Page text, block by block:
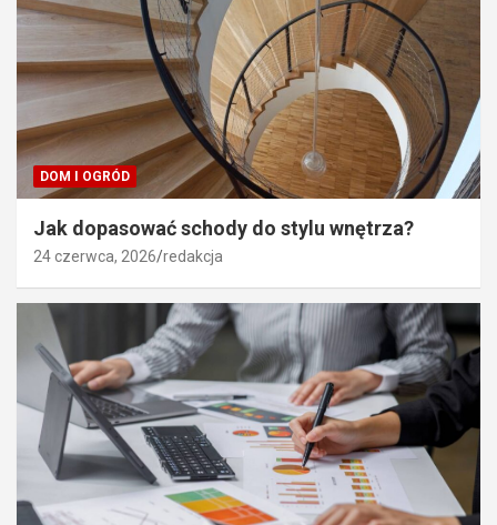
DOM I OGRÓD
Jak dopasować schody do stylu wnętrza?
24 czerwca, 2026 redakcja